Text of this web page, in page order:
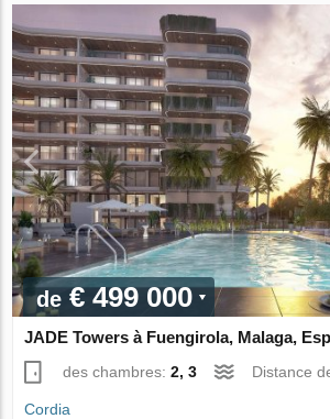
de€ 499 000
JADE Towers à Fuengirola, Malaga,
des chambres:2, 3 Distance
Cordia